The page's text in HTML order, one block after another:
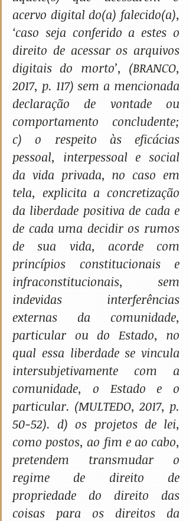
acervo digital do(a) falecido(a),
‘caso seja conferido a estes o
direito de acessar os arquivos
digitais do morto’, (BRANCO,
2017, p. 117) sem a mencionada
declaração de vontade ou
comportamento concludente;
c) o respeito às eficácias
pessoal, interpessoal e social
da vida privada, no caso em
tela, explicita a concretização
da liberdade positiva de cada e
de cada uma decidir os rumos
de sua vida, acorde com
princípios constitucionais e
infraconstitucionais, sem
indevidas interferências
externas da comunidade,
particular ou do Estado, no
qual essa liberdade se vincula
intersubjetivamente com a
comunidade, o Estado e o
particular. (MULTEDO, 2017, p.
50-52). d) os projetos de lei,
como postos, ao fim e ao cabo,
pretendem transmudar o
regime de direito de
propriedade do direito das
coisas para os direitos da